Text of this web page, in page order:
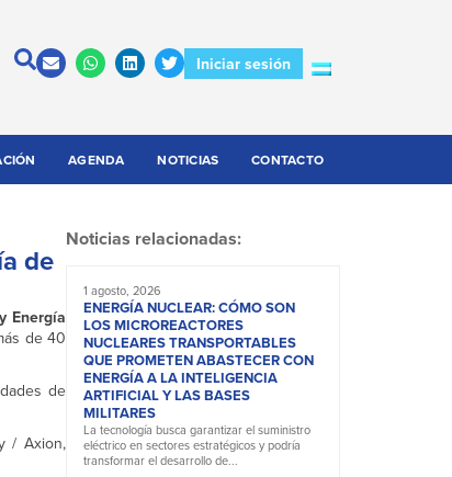
Iniciar sesión
AGENDA NOTICIAS CONTACTO
de
Energía
de 40
de
/ Axion,
Noticias relacionadas:
1 agosto, 2026
ENERGÍA NUCLEAR: CÓMO SON
LOS MICROREACTORES
NUCLEARES TRANSPORTABLES
QUE PROMETEN ABASTECER CON
ENERGÍA A LA INTELIGENCIA
ARTIFICIAL Y LAS BASES
MILITARES
La tecnología busca garantizar el suministro
eléctrico en sectores estratégicos y podría
transformar el desarrollo de...